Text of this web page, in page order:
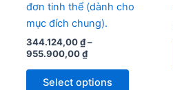
đơn tinh thể (dành cho
mục đích chung).
344.124,00₫ –
955.900,00₫
Select options
the